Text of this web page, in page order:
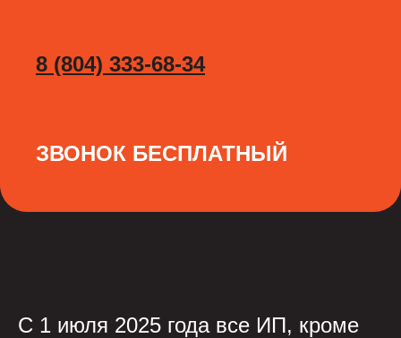
8 (804) 333-68-34
ЗВОНОК БЕСПЛАТНЫЙ
С 1 июля 2025 года все ИП, кроме